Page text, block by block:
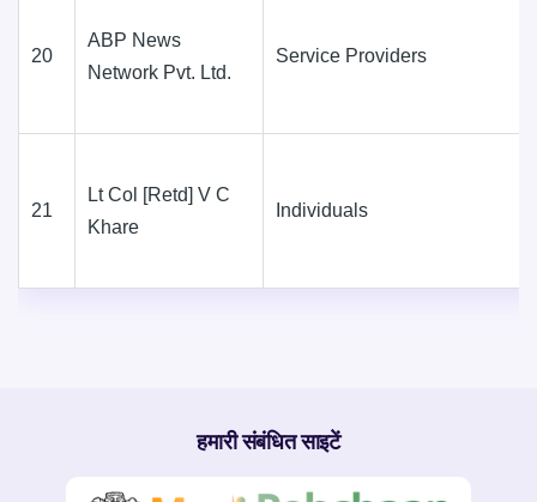
20
ABP News
Network Pvt. Ltd.
Service Providers
21
Lt Col [Retd] V C
Khare
Individuals
हमारी संबंधित साइटें